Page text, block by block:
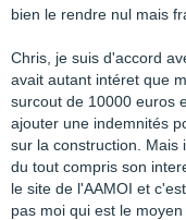
bien le rendre nul mais
Chris, je suis d'accord
avait autant intéret que
surcout de 10000 euros
ajouter une indemnités
sur la construction. Mais
du tout compris son
le site de l'AAMOI et
pas moi qui est le